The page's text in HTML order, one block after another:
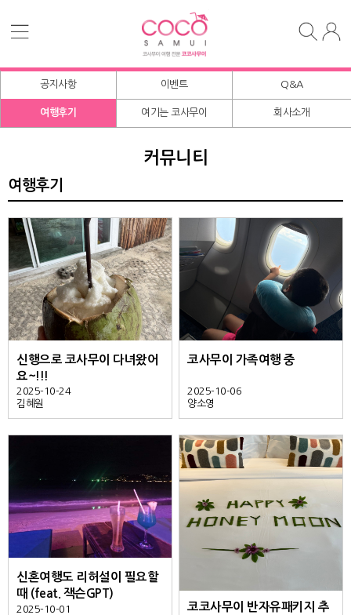
공지사항 이벤트 Q&A
여행후기 여기는 코사무이 회사소개
커뮤니티
여행후기
신행으로 코사무이 다녀왔어
요~!!!
2025-10-24
김혜원
코사무이 가족여행 중
2025-10-06
양소영
신혼여행도 리허설이 필요할
때 (feat. 잭슨GPT)
2025-10-01
코코사무이 반자유패키지 추